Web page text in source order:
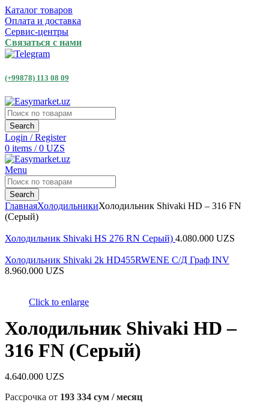
Каталог товаров
Оплата и доставка
Сервис-центры
Связаться с нами
(+99878) 113 08 09
Search
Login / Register
0 items / 0 UZS
Menu
Search
ГлавнаяХолодильникиХолодильник Shivaki HD – 316 FN
(Серый)
Холодильник Shivaki HS 276 RN Серый) 4.080.000 UZS
Холодильник Shivaki 2k HD455RWENE С/Д Граф INV
8.960.000 UZS
Click to enlarge
Холодильник Shivaki HD –
316 FN (Серый)
4.640.000 UZS
Рассрочка от 193 334 сум / месяц